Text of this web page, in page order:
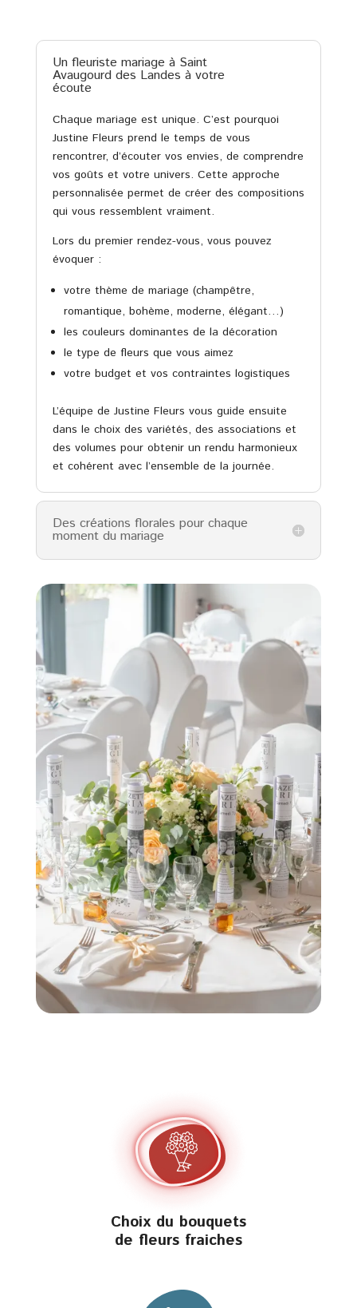
Un fleuriste mariage à Saint
Avaugourd des Landes à votre
écoute
Chaque mariage est unique. C’est pourquoi
Justine Fleurs prend le temps de vous
rencontrer, d’écouter vos envies, de comprendre
vos goûts et votre univers. Cette approche
personnalisée permet de créer des compositions
qui vous ressemblent vraiment.
Lors du premier rendez-vous, vous pouvez
évoquer :
votre thème de mariage (champêtre,
romantique, bohème, moderne, élégant…)
les couleurs dominantes de la décoration
le type de fleurs que vous aimez
votre budget et vos contraintes logistiques
L’équipe de Justine Fleurs vous guide ensuite
dans le choix des variétés, des associations et
des volumes pour obtenir un rendu harmonieux
et cohérent avec l’ensemble de la journée.
Des créations florales pour chaque
moment du mariage
Choix du bouquets
de fleurs fraiches